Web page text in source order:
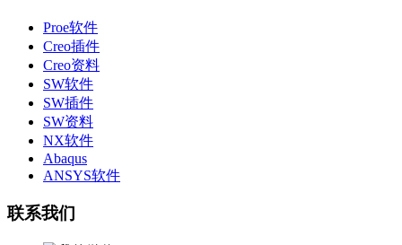
Proe软件
Creo插件
Creo资料
SW软件
SW插件
SW资料
NX软件
Abaqus
ANSYS软件
联系我们